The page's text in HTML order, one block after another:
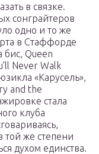
в связке.
сонграйтеров
одно и то же
в Стаффорде
бис, Queen
Never Walk
«Карусель»,
and the
стала
клуба
той же степени
духом единства.